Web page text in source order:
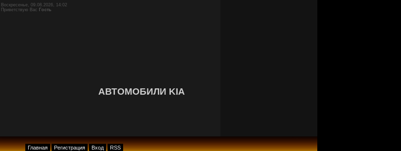
Воскресенье, 09.08.2026, 14:02
Приветствую Вас Гость
АВТОМОБИЛИ KIA
Главная Регистрация Вход RSS